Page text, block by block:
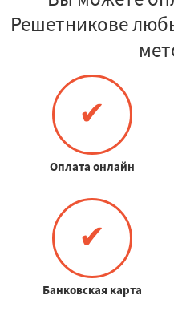
Решетникове
✔
Оплата онлайн
✔
Банковская карта